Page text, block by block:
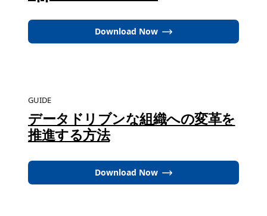
Download Now
GUIDE
データドリブンな組織への変革を
推進する方法
Download Now